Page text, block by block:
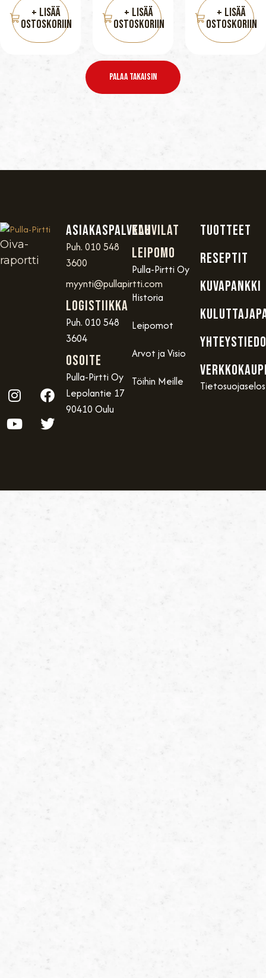
+ Lisää
Ostoskoriin
+ Lisää
Ostoskoriin
+ Lisää
Ostoskoriin
Palaa Takaisin
Oiva-
raportti
Asiakaspalvelu
Puh. 010 548
3600
myynti@pullapirtti.com
Logistiikka
Puh. 010 548
3604
OSOITE
Pulla-Pirtti Oy
Lepolantie 17
90410 Oulu
Kahvilat
Leipomo
Pulla-Pirtti Oy
Historia
Leipomot
Arvot ja Visio
Töihin Meille
TUOTTEET
RESEPTIT
KUVAPANKKI